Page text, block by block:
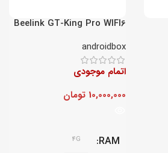
Beelink GT-King Pro WIFI6
androidbox
اتمام موجودی
10,000,000 تومان
RAM
4G